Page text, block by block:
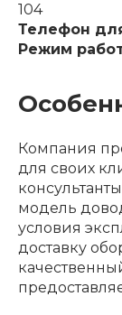
104
Телефон
Режим
Компания
для своих
модель
условия
доставку